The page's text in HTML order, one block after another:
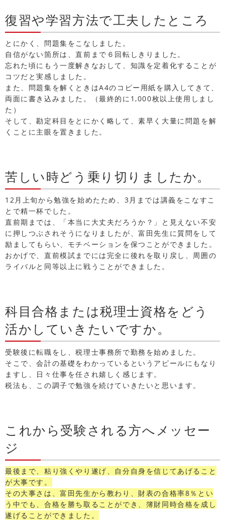
復習や学習方法で工夫したところ
とにかく、問題集をこなしました。
自信がない箇所は、直前まで６回転しきりました。
忘れた頃にもう一度解きなおして、知識を定着化することが
コツだと実感しました。
また、問題集を解くときはA4のコピー用紙を購入してきて、
両面に書き込みました。（最終的に1,000枚以上使用しまし
た）
そして、勘定科目をとにかく略して、素早く大量に問題を解
くことに主眼を置きました。
苦しい時どう乗り切りましたか。
12月上旬から勉強を始めたため、3月までは講義をこなすこ
とで精一杯でした。
直前期までは、「本当に大丈夫だろうか？」と見えない不安
に押しつぶされそうになりましたが、富田先生に質問をして
励ましてもらい、モチベーションを保つことができました。
おかげで、直前模試までには完全に後れを取り戻し、周囲の
ライバルと同等以上に戦うことができました。
科目合格または税理士資格をどう
活かしていきたいですか。
受験後に転職をし、税理士事務所で勤務を始めました。
そこで、会計の基礎をわかっているというアピールにもなり
ますし、日々仕事を任され嬉しく感じます。
税法も、この調子で勉強を続けていきたいと思います。
これから受験される方へメッセー
ジ
最後まで、粘り強くやり遂げ、自分自身を信じてあげること
が大事です。
その大事さは、富田先生から教わり、財表の合格率8％とい
う中でも、合格を勝ち取ることができ、簿財同時合格を成し
遂げることができました。